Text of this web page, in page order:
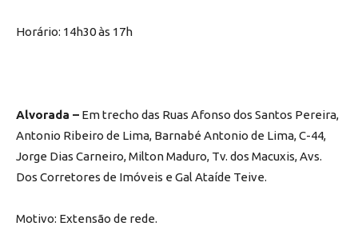
Horário: 14h30 às 17h
Alvorada – Em trecho das Ruas Afonso dos Santos Pereira,
Antonio Ribeiro de Lima, Barnabé Antonio de Lima, C-44,
Jorge Dias Carneiro, Milton Maduro, Tv. dos Macuxis, Avs.
Dos Corretores de Imóveis e Gal Ataíde Teive.
Motivo: Extensão de rede.